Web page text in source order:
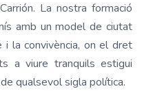
La nostra formació
amb un model de ciutat
la convivència, on el dret
a viure tranquils estigui
qualsevol sigla política.